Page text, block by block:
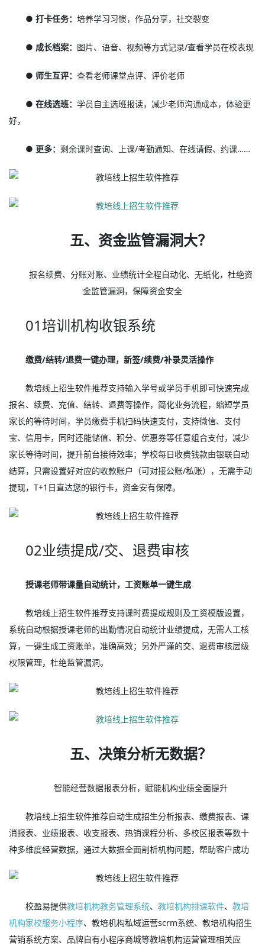
● 打卡任务：培养学习习惯，作品分享，社交裂变
● 成长档案： 图片、语音、视频等方式记录/查看学员在校表现
● 师生互评：查看老师课堂点评、评价老师
● 在线选班：学员自主选班报读，减少老师沟通成本，体验更
好，
● 更多：剩余课时查询、上课/考勤通知、在线请假、约课……
五、资金监管漏洞大？
报名续费、分账对账、业绩统计全程自动化、无纸化，杜绝资
金监管漏洞，保障资金安全
01培训机构收银系统
缴费/结转/退费一键办理，新签/续费/补录灵活操作
教培线上招生软件推荐支持输入学号或学员手机即可快速完成
报名、续费、充值、结转、退费等操作，简化业务流程，缩短学员
家长的等待时间，学员缴费手机扫码快速支付，支持微信、支付
宝、信用卡，同时还能储值、积分、优惠券等任意组合支付，减少
家长等待时间，提升前台接待效率；学校每日收费钱款由银联自动
结算，只需设置好对应的收款账户（可对接公账/私账），无需手动
提现，T+1日直达您的银行卡，资金安有保障。
02业绩提成/交、退费审核
授课老师带课量自动统计，工资账单一键生成
教培线上招生软件推荐支持课时费提成规则及工资模版设置，
系统自动根据授课老师的出勤情况自动统计业绩提成，无需人工核
算，一键生成工资账单，准确高效；另外严谨的交、退费审核层级
权限管理，杜绝监管漏洞。
五、决策分析无数据？
智能经营数据报表分析，赋能机构业绩全面提升
教培线上招生软件推荐自动生成招生分析报表、缴费报表、课
消报表、业绩报表、收支报表、热销课程分析、多校区报表等数十
种多维度经营数据，通过大数据全面剖析机构问题，帮助客户成功
校盈易提供教培机构教务管理系统、教培机构排课软件、教培
机构家校服务小程序、教培机构私域运营scrm系统、教培机构招生
营销系统方案、品牌自有小程序商城等教培机构运营管理相关应